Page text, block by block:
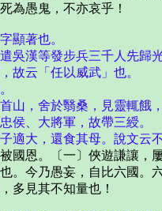
為愚鬼，不亦哀乎！
顯著也。
等發步兵三千人先歸光
云「任以威武」也。
舍於翳桑，見靈輒餓，
、大將軍，故帶三綬。
大，還食其母。說文云不
恩。〔一〕俠遊謙讓，屢
。今乃愚妄，自比六國
多見其不知量也！